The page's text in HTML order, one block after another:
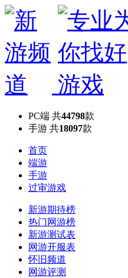
PC端 共44798款
手游 共18097款
首页
端游
手游
过审游戏
新游期待榜
热门网游榜
新游测试表
网游开服表
怀旧频道
网游评测